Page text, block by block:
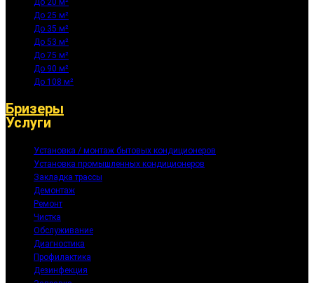
До 25 м²
До 35 м²
До 53 м²
До 75 м²
До 90 м²
До 108 м²
Бризеры
Услуги
Установка / монтаж бытовых кондиционеров
Установка промышленных кондиционеров
Закладка трассы
Демонтаж
Ремонт
Чистка
Обслуживание
Диагностика
Профилактика
Дезинфекция